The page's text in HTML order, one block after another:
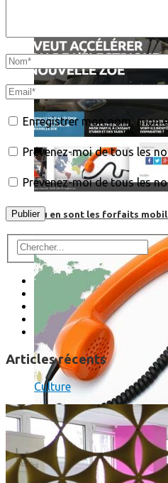
Où en sont les forfaits
SmartPhone
Enregistrer mon nom, mon
Prévenez-moi de tous les
Prévenez-moi de tous les
Articles récents
Culture